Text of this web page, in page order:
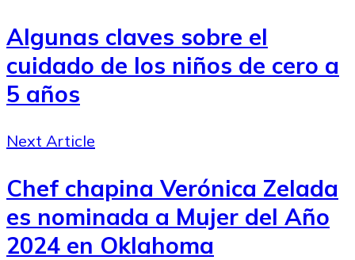
Algunas claves sobre el
cuidado de los niños de cero a
5 años
Next Article
Chef chapina Verónica Zelada
es nominada a Mujer del Año
2024 en Oklahoma